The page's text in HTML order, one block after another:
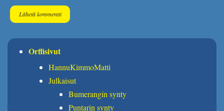
Orffisivut
HannuKimmoMatti
Julkaisut
Bumerangin synty
Puntarin synty